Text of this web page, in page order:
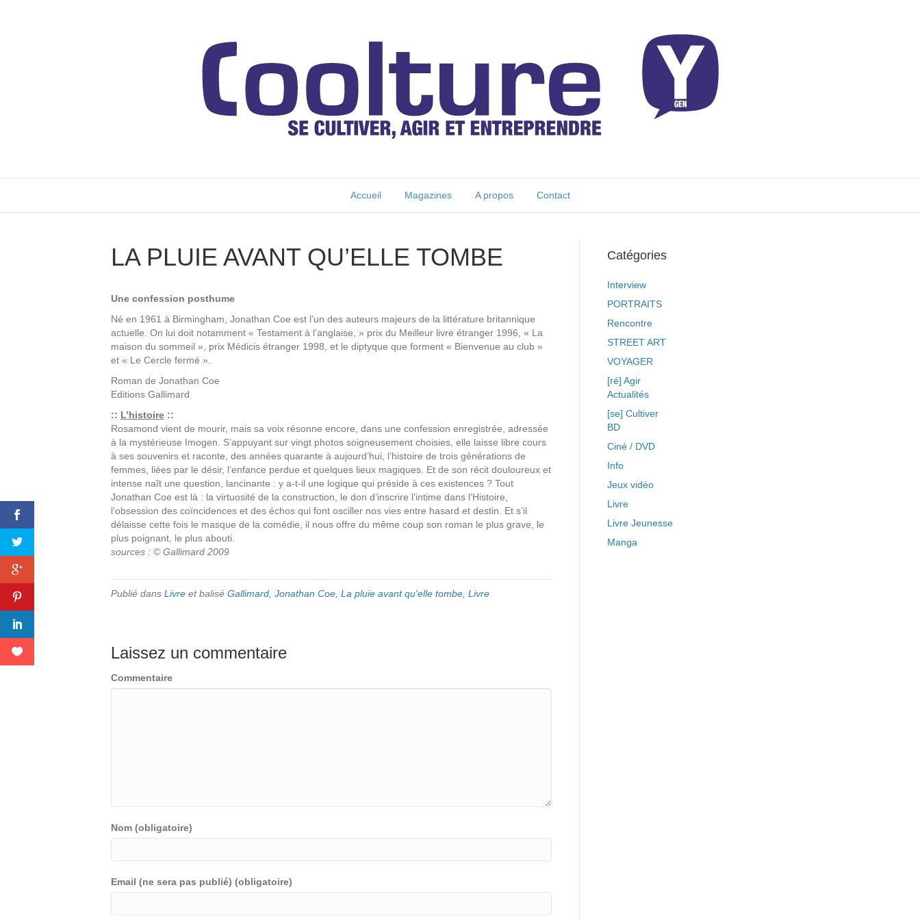
Accueil Magazines A propos Contact
LA PLUIE AVANT QU’ELLE TOMBE
Une confession posthume
Né en 1961 à Birmingham, Jonathan Coe est l’un des auteurs majeurs de la littérature britannique
actuelle. On lui doit notamment « Testament à l’anglaise, » prix du Meilleur livre étranger 1996, « La
maison du sommeil », prix Médicis étranger 1998, et le diptyque que forment « Bienvenue au club »
et « Le Cercle fermé ».
Roman de Jonathan Coe
Editions Gallimard
:: L’histoire ::
Rosamond vient de mourir, mais sa voix résonne encore, dans une confession enregistrée, adressée
à la mystérieuse Imogen. S’appuyant sur vingt photos soigneusement choisies, elle laisse libre cours
à ses souvenirs et raconte, des années quarante à aujourd’hui, l’histoire de trois générations de
femmes, liées par le désir, l’enfance perdue et quelques lieux magiques. Et de son récit douloureux et
intense naît une question, lancinante : y a-t-il une logique qui préside à ces existences ? Tout
Jonathan Coe est là : la virtuosité de la construction, le don d’inscrire l’intime dans l’Histoire,
l’obsession des coïncidences et des échos qui font osciller nos vies entre hasard et destin. Et s’il
délaisse cette fois le masque de la comédie, il nous offre du même coup son roman le plus grave, le
plus poignant, le plus abouti.
sources : © Gallimard 2009
Publié dans Livre et balisé Gallimard Jonathan Coe La pluie avant qu'elle tombe Livre
Laissez un commentaire
Commentaire
Nom (obligatoire)
Email (ne sera pas publié) (obligatoire)
Catégories
Interview
PORTRAITS
Rencontre
STREET ART
VOYAGER
[ré] Agir
Actualités
[se] Cultiver
BD
Ciné / DVD
Info
Jeux vidéo
Livre
Livre Jeunesse
Manga